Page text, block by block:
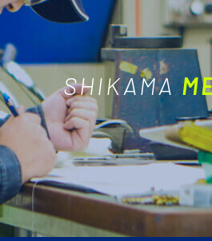
SHIKAMA